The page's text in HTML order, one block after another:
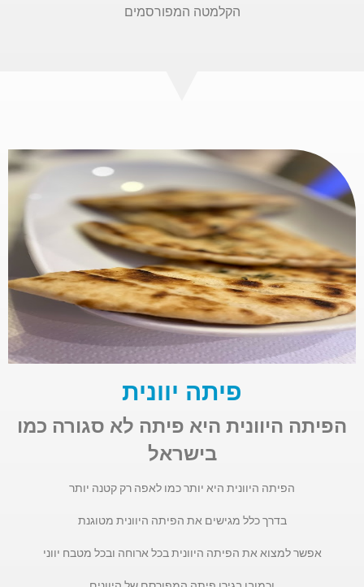
הקלמטה המפורסמים
פיתה יוונית
הפיתה היוונית היא פיתה לא סגורה כמו
בישראל
הפיתה היוונית היא יותר כמו לאפה רק קטנה יותר
בדרך כלל מגישים את הפיתה היוונית מטוגנת
אפשר למצוא את הפיתה היוונית בכל ארוחה ובכל מטבח יווני